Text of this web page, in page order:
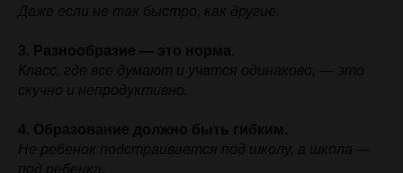
Даже если не так быстро, как другие.
3. Разнообразие — это норма.
Класс, где все думают и учатся одинаково, — это
скучно и непродуктивно.
4. Образование должно быть гибким.
Не ребенок подстраивается под школу, а школа —
под ребенка.